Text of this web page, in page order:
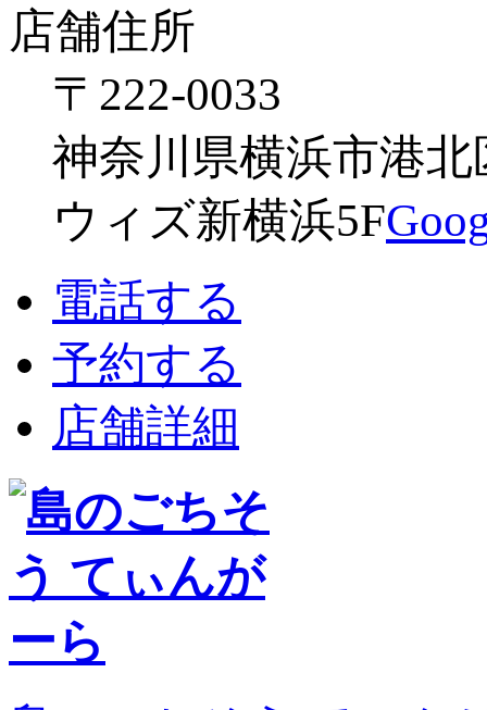
店舗住所
〒222-0033
神奈川県横浜市港北
ウィズ新横浜5F
電話する
予約する
店舗詳細